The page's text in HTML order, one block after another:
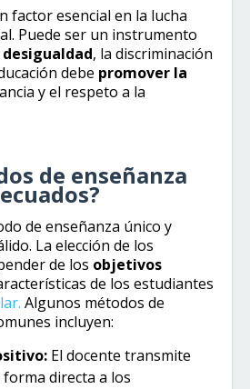
factor esencial en la lucha
Puede ser un instrumento
, la discriminación
debe promover la
y el respeto a la
de enseñanza
de enseñanza único y
La elección de los
de los objetivos
de los estudiantes
Algunos métodos de
incluyen:
El docente transmite
directa a los